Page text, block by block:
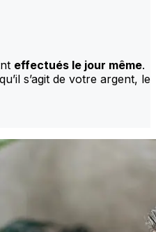
effectués le jour même.
s’agit de votre argent, le